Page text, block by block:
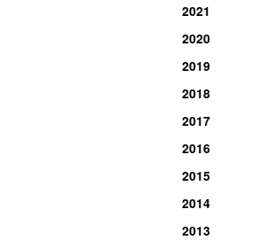
2021
2020
2019
2018
2017
2016
2015
2014
2013